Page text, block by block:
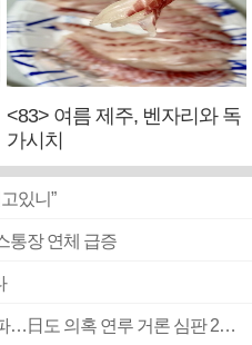
<83> 여름 제주, 벤자리와 독
가시치
있니”
통장 연체 급증
■ 축구협회 ‘성 접대’ 의혹 일파만파…日도 의혹 연루 거론 심판 2명 조사